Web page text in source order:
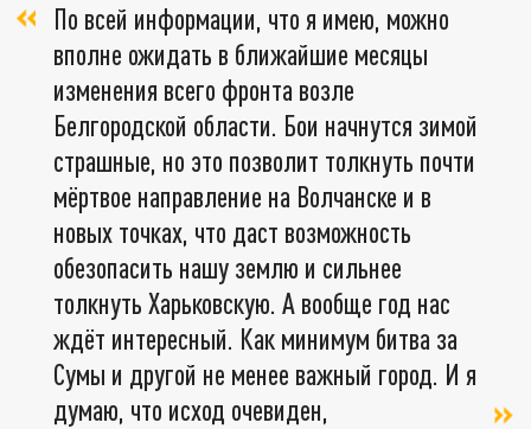
По всей информации, что я имею, можно
вполне ожидать в ближайшие месяцы
изменения всего фронта возле
Белгородской области. Бои начнутся зимой
страшные, но это позволит толкнуть почти
мёртвое направление на Волчанске и в
новых точках, что даст возможность
обезопасить нашу землю и сильнее
толкнуть Харьковскую. А вообще год нас
ждёт интересный. Как минимум битва за
Сумы и другой не менее важный город. И я
думаю, что исход очевиден,